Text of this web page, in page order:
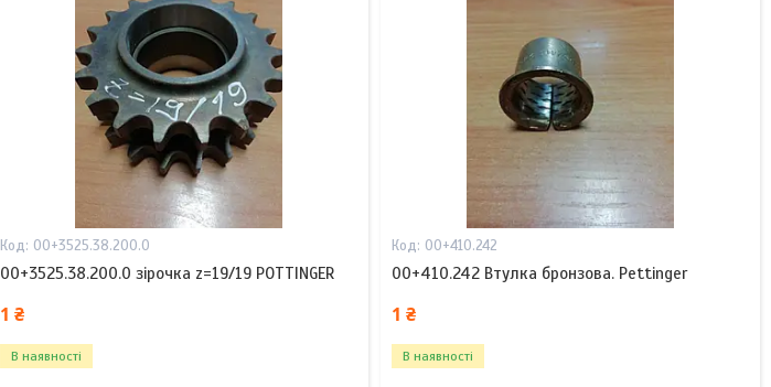
00+3525.38.200.0
00+3525.38.200.0 зірочка z=19/19 POTTINGER
1 ₴
В наявності
00+410.242
00+410.242 Втулка бронзова. Pettinger
1 ₴
В наявності